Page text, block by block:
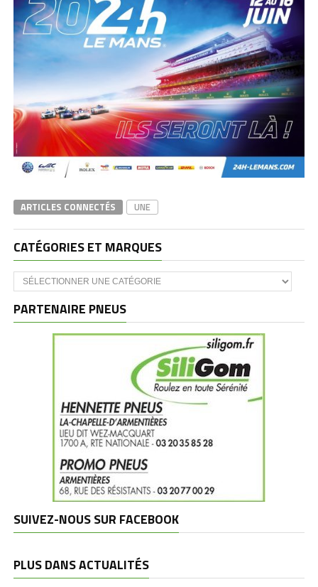
ARTICLES CONNECTÉS UNE
CATÉGORIES ET MARQUES
Catégories
et
PARTENAIRE PNEUS
SUIVEZ-NOUS SUR FACEBOOK
PLUS DANS ACTUALITÉS